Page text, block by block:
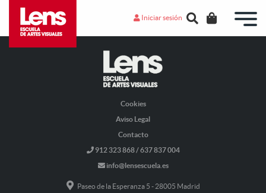
Iniciar sesión
Cookies
Aviso Legal
Contacto
912 323 868 / 637 837 004
info@lensescuela.es
Paseo de la Esperanza 5 - 28005 Madrid